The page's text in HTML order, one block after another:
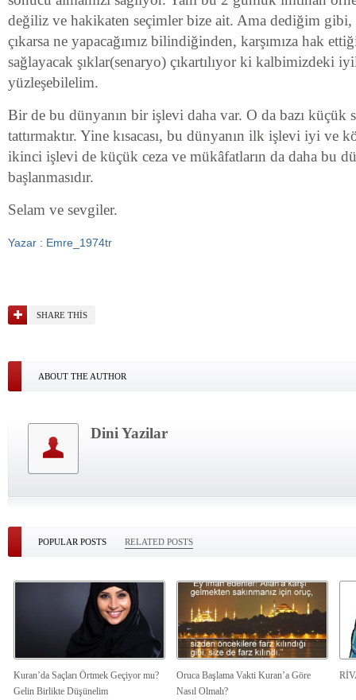
değiliz ve hakikaten seçimler bize ait. Ama dediğim gibi,
çıkarsa ne yapacağımız bilindiğinden, karşımıza hak
sağlayacak şıklar(senaryo) çıkartılıyor ki kalbimizdeki
yüzleşebilelim.
Bir de bu dünyanın bir işlevi daha var. O da bazı küçük
tattırmaktır. Yine kısacası, bu dünyanın ilk işlevi iyi ve
ikinci işlevi de küçük ceza ve mükâfatların da daha bu
başlanmasıdır.
Selam ve sevgiler.
Yazar : Emre_1974tr
SHARE THIS
ABOUT THE AUTHOR
Dini Yazilar
POPULAR POSTS RELATED POSTS
Kuran’da Saçları Örtmek Geçiyor mu?
Gelin Birlikte Düşünelim
Oruca Başlama Vakti Kuran’a Göre
Nasıl Olmalı?